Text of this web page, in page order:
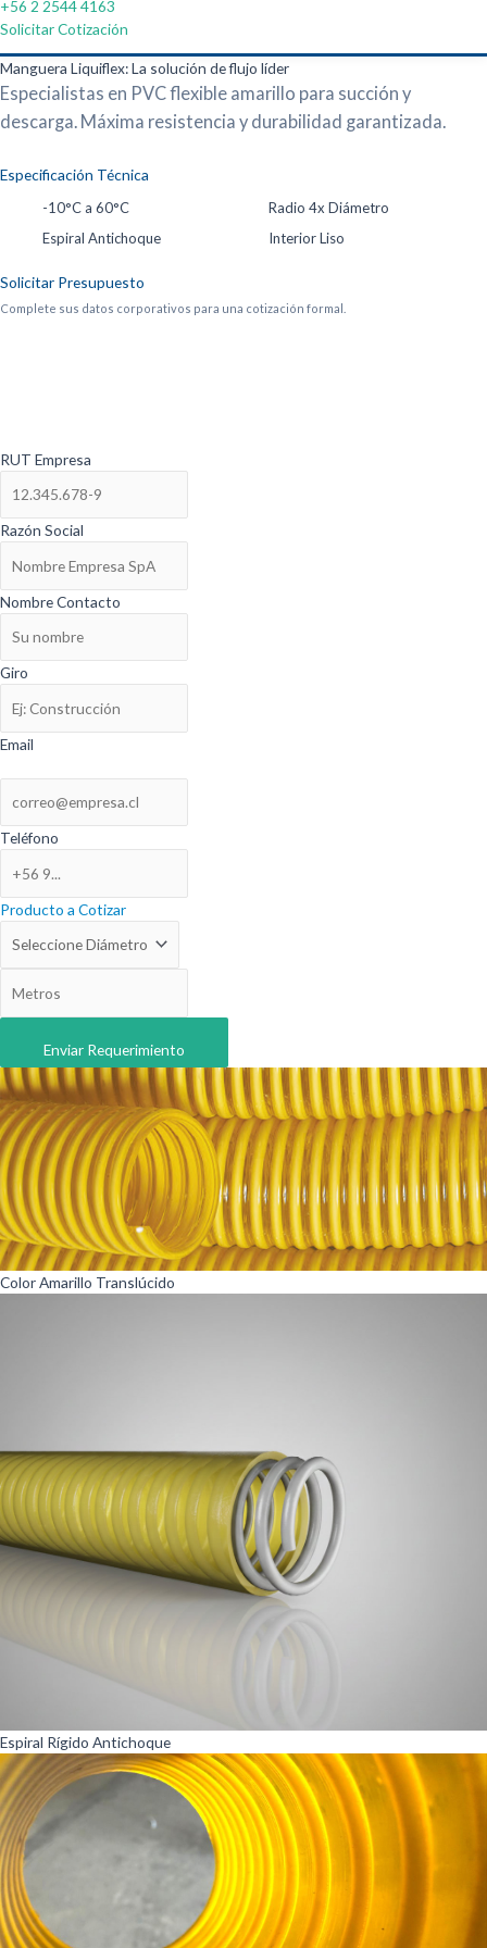
+56 2 2544 4163
Solicitar Cotización
Manguera Liquiflex: La solución de flujo líder
Especialistas en PVC flexible amarillo para succión y
descarga. Máxima resistencia y durabilidad garantizada.
Especificación Técnica
-10°C a 60°C
Radio 4x Diámetro
Espiral Antichoque
Interior Liso
Solicitar Presupuesto
Complete sus datos corporativos para una cotización formal.
RUT Empresa
Razón Social
Nombre Contacto
Giro
Email
Teléfono
Producto a Cotizar
Enviar Requerimiento
Color Amarillo Translúcido
Espiral Rígido Antichoque